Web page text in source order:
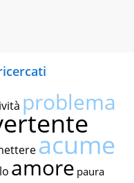
problema
acume
amore paura